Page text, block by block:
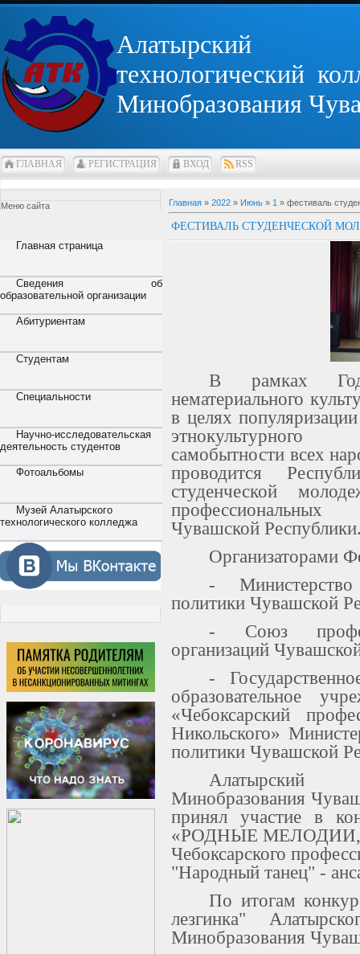
Алатырский
технологический
Минобразования
ГЛАВНАЯ РЕГИСТРАЦИЯ ВХОД RSS
Меню сайта
Главная страница
Сведения об
образовательной организации
Абитуриентам
Студентам
Специальности
Научно-исследовательская
деятельность студентов
Фотоальбомы
Музей Алатырского
технологического колледжа
Главная » 2022 » Июнь » 1 » фестиваль
ФЕСТИВАЛЬ СТУДЕНЧЕСКОЙ
В рамках
нематериального
в целях
этнокультурного
самобытности всех
проводится
студенческой
профессиональных
Чувашской
Организаторами
-
политики Чувашской
- Союз
организаций
-
образовательное
«Чебоксарский
Никольского»
политики Чувашской
Алатырский
Минобразования
принял участие в
«РОДНЫЕ МЕЛОДИИ,
Чебоксарского
"Народный танец" -
По итогам
лезгинка"
Минобразования